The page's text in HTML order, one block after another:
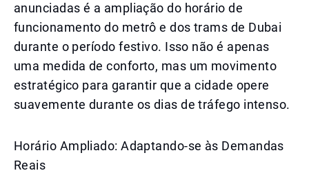
anunciadas é a ampliação do horário de
funcionamento do metrô e dos trams de Dubai
durante o período festivo. Isso não é apenas
uma medida de conforto, mas um movimento
estratégico para garantir que a cidade opere
suavemente durante os dias de tráfego intenso.
Horário Ampliado: Adaptando-se às Demandas
Reais